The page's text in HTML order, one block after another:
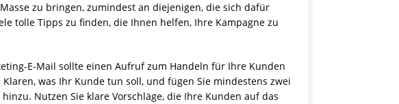
zu bringen, zumindest an diejenigen, die sich dafür
tolle Tipps zu finden, die Ihnen helfen, Ihre Kampagne zu
E-Mail sollte einen Aufruf zum Handeln für Ihre Kunden
was Ihr Kunde tun soll, und fügen Sie mindestens zwei
Nutzen Sie klare Vorschläge, die Ihre Kunden auf das